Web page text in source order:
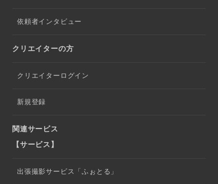
依頼者インタビュー
クリエイターの方
クリエイターログイン
新規登録
関連サービス
【サービス】
出張撮影サービス「ふぉとる」